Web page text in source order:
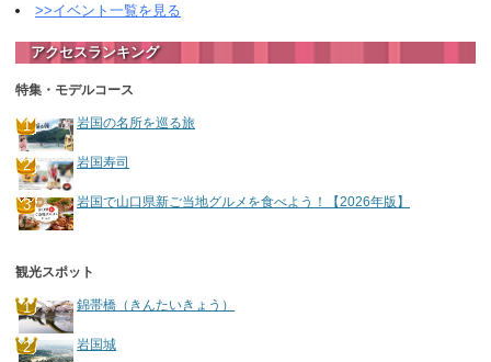
>>イベント一覧を見る
アクセスランキング
特集・モデルコース
岩国の名所を巡る旅
岩国寿司
岩国で山口県新ご当地グルメを食べよう！【2026年版】
観光スポット
錦帯橋（きんたいきょう）
岩国城